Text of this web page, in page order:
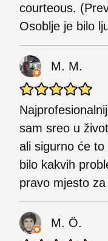
courteous.
Osoblje je bilo
M. M.
sam sreo u
ali sigurno će
bilo kakvih
pravo mjesto
M. Ö.